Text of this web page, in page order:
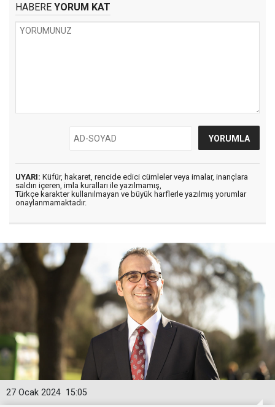
HABERE YORUM KAT
UYARI: Küfür, hakaret, rencide edici cümleler veya imalar, inançlara
saldırı içeren, imla kuralları ile yazılmamış,
Türkçe karakter kullanılmayan ve büyük harflerle yazılmış yorumlar
onaylanmamaktadır.
15:05
27 Ocak 2024